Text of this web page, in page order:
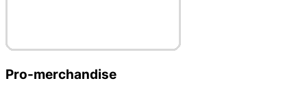
Pro-merchandise